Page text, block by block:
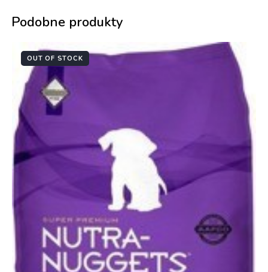
Podobne produkty
OUT OF STOCK